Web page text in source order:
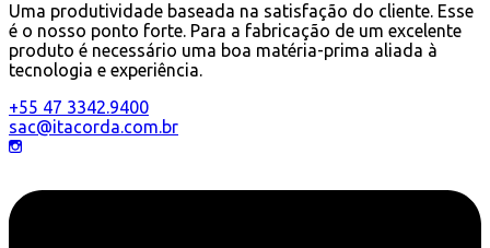
Uma produtividade baseada na satisfação do cliente. Esse
é o nosso ponto forte. Para a fabricação de um excelente
produto é necessário uma boa matéria-prima aliada à
tecnologia e experiência.
+55 47 3342.9400
sac@itacorda.com.br